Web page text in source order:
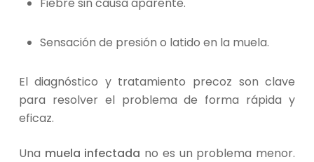
Sensación de presión o latido en la muela.
El diagnóstico y tratamiento precoz son clave
para resolver el problema de forma rápida y
eficaz.
Una muela infectada no es un problema menor.